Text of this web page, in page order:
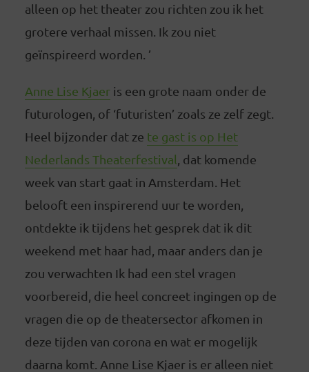
alleen op het theater zou richten zou ik het
grotere verhaal missen. Ik zou niet
geïnspireerd worden. ’
Anne Lise Kjaeris een grote naam onder de
futurologen, of ‘futuristen’ zoals ze zelf zegt.
Heel bijzonder dat ze te gast is op Het
Nederlands Theaterfestival , dat komende
week van start gaat in Amsterdam. Het
belooft een inspirerend uur te worden,
ontdekte ik tijdens het gesprek dat ik dit
weekend met haar had, maar anders dan je
zou verwachten Ik had een stel vragen
voorbereid, die heel concreet ingingen op de
vragen die op de theatersector afkomen in
deze tijden van corona en wat er mogelijk
daarna komt. Anne Lise Kjaer is er alleen niet